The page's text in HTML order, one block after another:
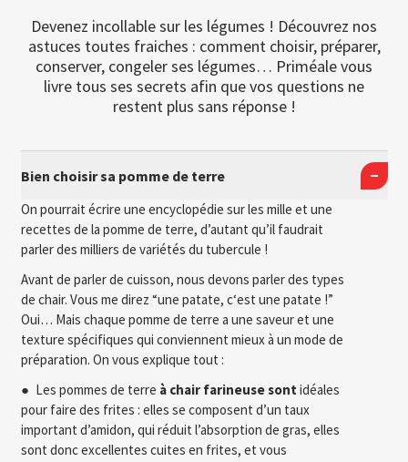
Devenez incollable sur les légumes ! Découvrez nos
astuces toutes fraiches : comment choisir, préparer,
conserver, congeler ses légumes… Priméale vous
livre tous ses secrets afin que vos questions ne
restent plus sans réponse !
Bien choisir sa pomme de terre
On pourrait écrire une encyclopédie sur les mille et une
recettes de la pomme de terre, d’autant qu’il faudrait
parler des milliers de variétés du tubercule !
Avant de parler de cuisson, nous devons parler des types
de chair. Vous me direz “une patate, c‘est une patate !”
Oui… Mais chaque pomme de terre a une saveur et une
texture spécifiques qui conviennent mieux à un mode de
préparation. On vous explique tout :
Les pommes de terre à chair farineuse sont idéales
pour faire des frites : elles se composent d’un taux
important d’amidon, qui réduit l’absorption de gras, elles
sont donc excellentes cuites en frites, et vous